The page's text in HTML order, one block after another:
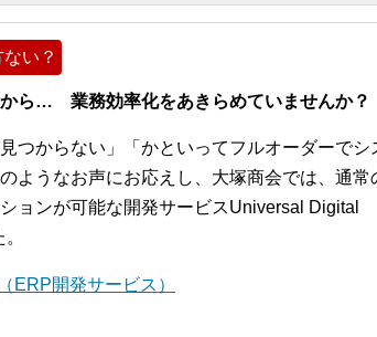
い？
ら… 業務効率化をあきらめていませんか？
つからない」「かといってフルオーダーでシ
ようなお声にお応えし、大塚商会では、通常
ョンが可能な開発サービスUniversal Digital
ERP開発サービス）